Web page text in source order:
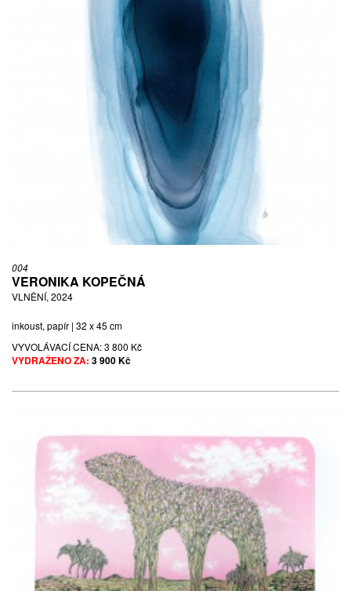
004
VERONIKA KOPEČNÁ
VLNĚNÍ, 2024
inkoust, papír | 32 x 45 cm
VYVOLÁVACÍ CENA:3 800 Kč
VYDRAŽENO ZA: 3 900 Kč